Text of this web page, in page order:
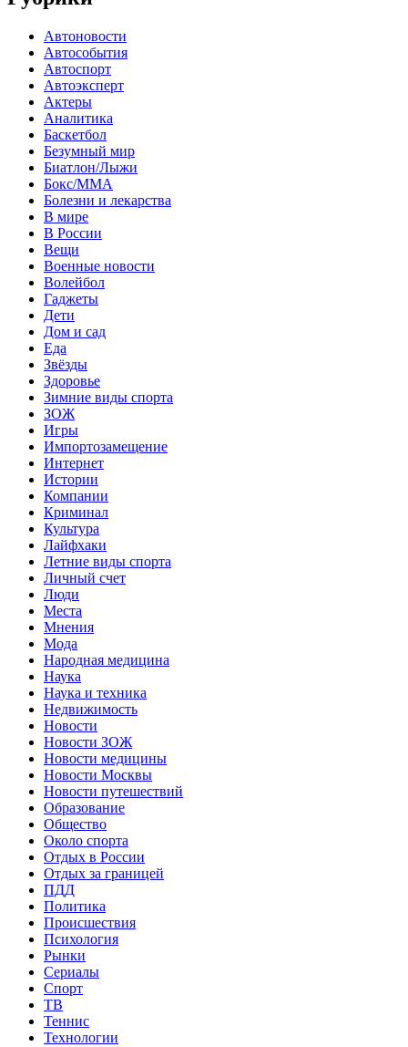
Автоновости
Автособытия
Автоспорт
Автоэксперт
Актеры
Аналитика
Баскетбол
Безумный мир
Биатлон/Лыжи
Бокс/MMA
Болезни и лекарства
В мире
В России
Вещи
Военные новости
Волейбол
Гаджеты
Дети
Дом и сад
Еда
Звёзды
Здоровье
Зимние виды спорта
ЗОЖ
Игры
Импортозамещение
Интернет
Истории
Компании
Криминал
Культура
Лайфхаки
Летние виды спорта
Личный счет
Люди
Места
Мнения
Мода
Народная медицина
Наука
Наука и техника
Недвижимость
Новости
Новости ЗОЖ
Новости медицины
Новости Москвы
Новости путешествий
Образование
Общество
Около спорта
Отдых в России
Отдых за границей
ПДД
Политика
Происшествия
Психология
Рынки
Сериалы
Спорт
ТВ
Теннис
Технологии